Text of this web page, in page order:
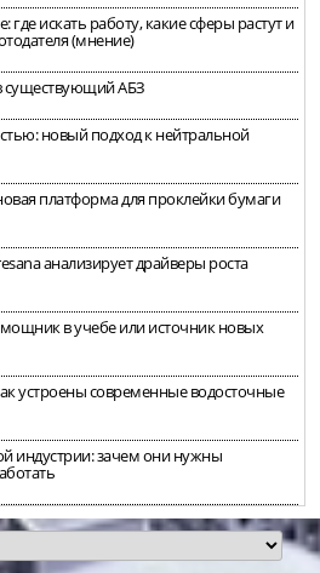
искать работу, какие сферы растут и
(мнение)
существующий АБЗ
новый подход к нейтральной
платформа для проклейки бумаги
анализирует драйверы роста
в учебе или источник новых
устроены современные водосточные
индустрии: зачем они нужны